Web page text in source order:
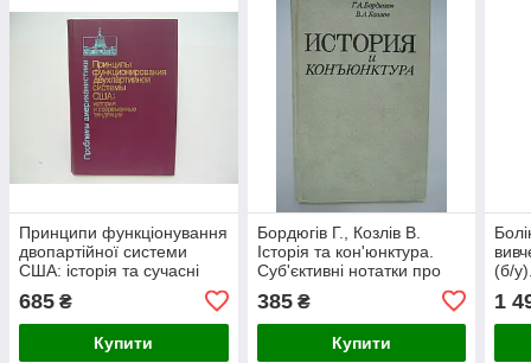
Принципи функціонування
двопартійної системи
США: історія та сучасні
685 ₴
Купити
Бордюгів Г., Козлів В.
Історія та кон'юнктура.
Суб'єктивні нотатки про
історію радянського (б/у).
385₴
Купити
(б/
1